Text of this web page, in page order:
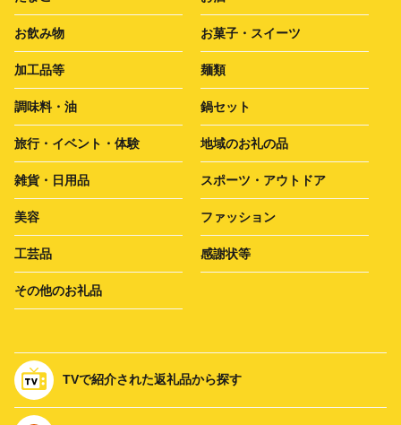
お飲み物 お菓子・スイーツ
加工品等 麺類
調味料・油 鍋セット
旅行・イベント・体験 地域のお礼の品
雑貨・日用品 スポーツ・アウトドア
美容 ファッション
工芸品 感謝状等
その他のお礼品
TVで紹介された返礼品から探す